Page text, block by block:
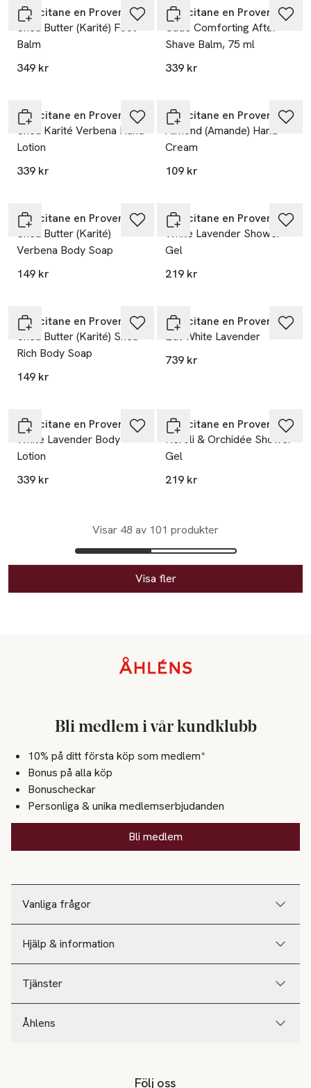
L’Occitane en Provence
Shea Butter (Karité) Foot
Balm
349 kr
L’Occitane en Provence
Cade Comforting After-
Shave Balm, 75 ml
339 kr
L’Occitane en Provence
Shea Karité Verbena Hand
Lotion
339 kr
L’Occitane en Provence
Almond (Amande) Hand
Cream
109 kr
L’Occitane en Provence
Shea Butter (Karité)
Verbena Body Soap
149 kr
L’Occitane en Provence
White Lavender Shower
Gel
219 kr
L’Occitane en Provence
Shea Butter (Karité) Shea
Rich Body Soap
149 kr
L’Occitane en Provence
Edt White Lavender
739 kr
L’Occitane en Provence
White Lavender Body
Lotion
339 kr
L’Occitane en Provence
Neroli & Orchidée Shower
Gel
219 kr
Visar 48 av 101 produkter
Visa fler
Vanliga frågor
Hjälp & information
Tjänster
Åhlens
Bli medlem i vår kundklubb
10% på ditt första köp som medlem*
Bonus på alla köp
Bonuscheckar
Personliga & unika medlemserbjudanden
Bli medlem
Följ oss